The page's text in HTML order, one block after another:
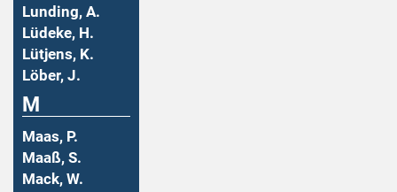
Lunding, A.
Lüdeke, H.
Lütjens, K.
Löber, J.
M
Maas, P.
Maaß, S.
Mack, W.